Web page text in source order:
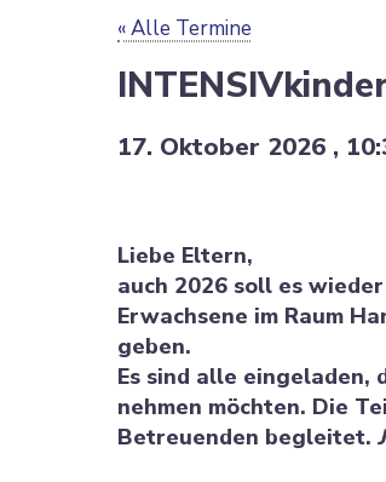
« Alle Termine
17. Oktober 2026 ,
Liebe Eltern,
auch 2026 soll es
Erwachsene im Raum
geben.
Es sind alle
nehmen möchten. Die
Betreu­enden begleitet.